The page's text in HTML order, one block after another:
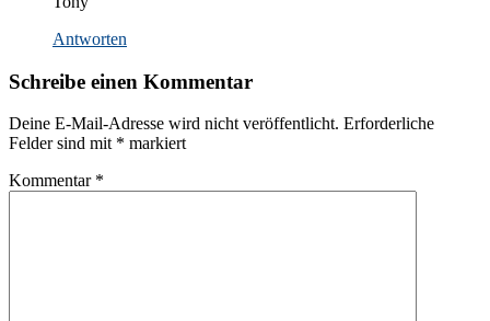
Antworten
Schreibe einen Kommentar
Deine E-Mail-Adresse wird nicht veröffentlicht. Erforderliche
Felder sind mit * markiert
Kommentar *